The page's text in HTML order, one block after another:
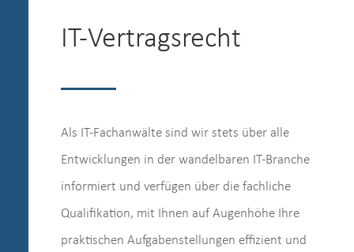
IT-Vertragsrecht
Als IT-Fachanwälte sind wir stets über alle
Entwicklungen in der wandelbaren IT-Branche
informiert und verfügen über die fachliche
Qualifikation, mit Ihnen auf Augenhöhe Ihre
praktischen Aufgabenstellungen effizient und